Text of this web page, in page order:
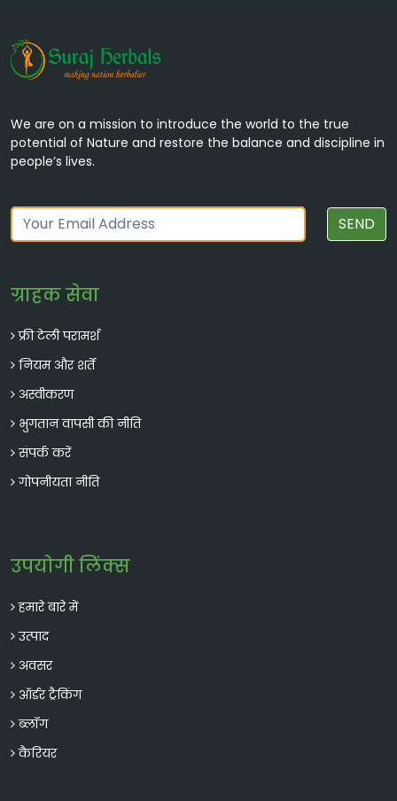
समर्थन करती है, और शोथ को कम करती है।
श्वसन स्वास्थ्य का समर्थन करती है, पाचन को
श्वसन स्वास्थ्य के लिए उपयोग होती है, कफ राहत
We are on a mission to introduce the world to the true
potential of Nature and restore the balance and discipline in
people’s lives.
SEND
ग्राहक सेवा
फ्री टेली परामर्श
नियम और शर्तें
अस्वीकरण
भुगतान वापसी की नीति
संपर्क करें
गोपनीयता नीति
उपयोगी लिंक्स
हमारे बारे में
उत्पाद
अवसर
ऑर्डर ट्रैकिंग
ब्लॉग
कैरियर